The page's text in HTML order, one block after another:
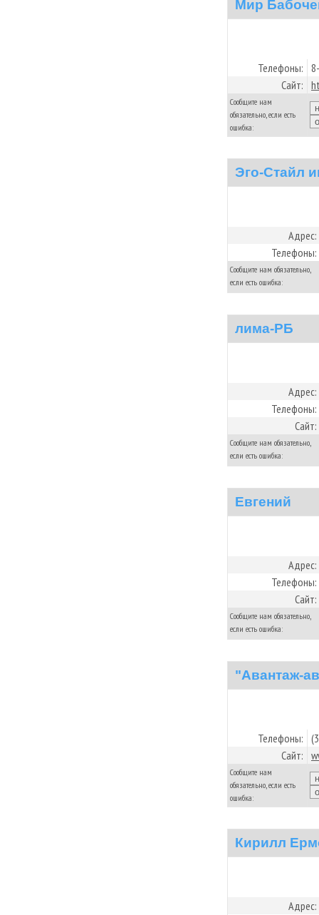
Мир
Телефоны:
Сайт:
Сообщите нам
обязательно, если есть
ошибка:
Эго-Стайл
Адрес:
Телефоны:
Сообщите нам обязательно,
если есть ошибка:
лима-РБ
Адрес:
Телефоны:
Сайт:
Сообщите нам обязательно,
если есть ошибка:
Евгений
Адрес:
Телефоны:
Сайт:
Сообщите нам обязательно,
если есть ошибка:
"Авантаж-
Телефоны:
Сайт:
Сообщите нам
обязательно, если есть
ошибка:
Кирилл
Адрес: